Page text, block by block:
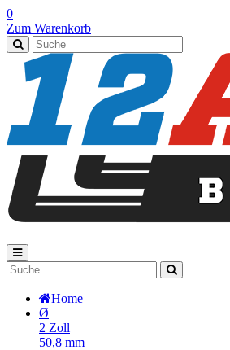
0
Zum Warenkorb
Home
Ø
2 Zoll
50,8 mm